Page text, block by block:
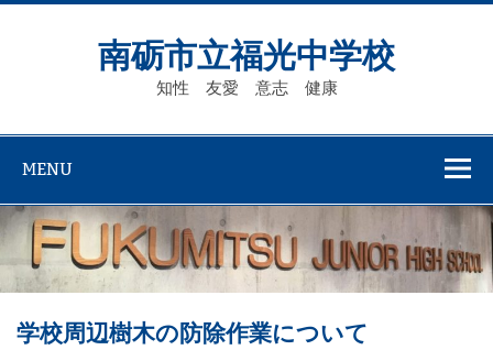
Skip
南砺市立福光中学校
知性 友愛 意志 健康
MENU
学校周辺樹木の防除作業について